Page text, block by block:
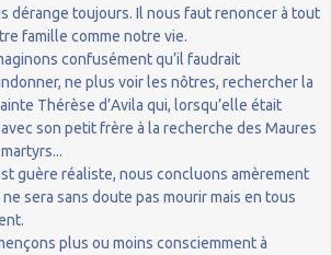
dérange toujours. Il nous faut renoncer à tout
famille comme notre vie.
confusément qu’il faudrait
ne plus voir les nôtres, rechercher la
Thérèse d’Avila qui, lorsqu’elle était
son petit frère à la recherche des Maures
guère réaliste, nous concluons amèrement
sera sans doute pas mourir mais en tous
plus ou moins consciemment à